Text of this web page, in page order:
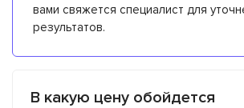
вами свяжется специалист для
результатов.
В какую цену обойдется